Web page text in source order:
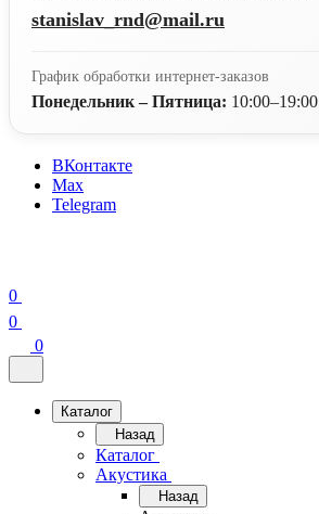
stanislav_rnd@mail.ru
График обработки интернет-заказов
Понедельник – Пятница: 10:00–19:00
ВКонтакте
Max
Telegram
0
0
0
Каталог
Назад
Каталог
Акустика
Назад